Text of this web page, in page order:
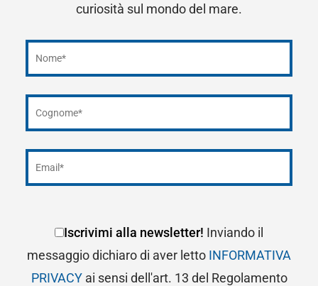
curiosità sul mondo del mare.
Iscrivimi alla newsletter! Inviando il
messaggio dichiaro di aver letto INFORMATIVA
PRIVACYai sensi dell'art. 13 del Regolamento